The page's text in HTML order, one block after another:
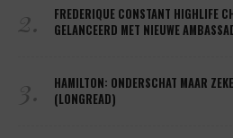
2.
FREDERIQUE CONSTANT HIGHLIFE
GELANCEERD MET NIEUWE
3.
HAMILTON: ONDERSCHAT MAAR
(LONGREAD)